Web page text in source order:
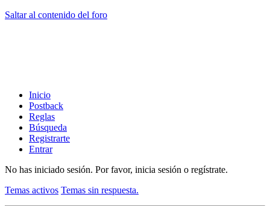
Saltar al contenido del foro
Inicio
Postback
Reglas
Búsqueda
Registrarte
Entrar
No has iniciado sesión. Por favor, inicia sesión o regístrate.
Temas activos Temas sin respuesta.